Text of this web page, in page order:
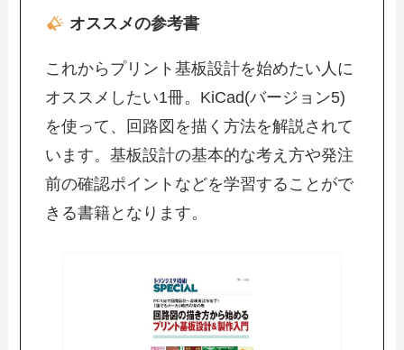
オススメの参考書
これからプリント基板設計を始めたい人に
オススメしたい1冊。KiCad(バージョン5)
を使って、回路図を描く方法を解説されて
います。基板設計の基本的な考え方や発注
前の確認ポイントなどを学習することがで
きる書籍となります。